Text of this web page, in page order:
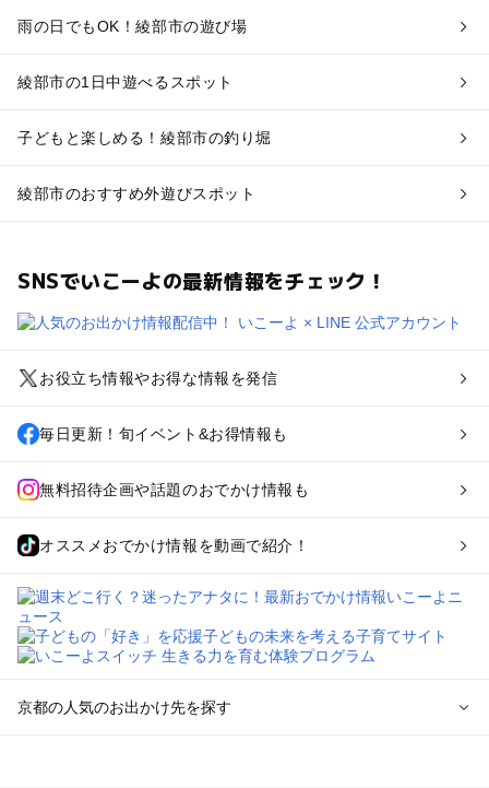
雨の日でもOK！綾部市の遊び場
綾部市の1日中遊べるスポット
子どもと楽しめる！綾部市の釣り堀
綾部市のおすすめ外遊びスポット
SNSでいこーよの最新情報をチェック！
お役立ち情報やお得な情報を発信
毎日更新！旬イベント&お得情報も
無料招待企画や話題のおでかけ情報も
オススメおでかけ情報を動画で紹介！
京都の人気のお出かけ先を探す